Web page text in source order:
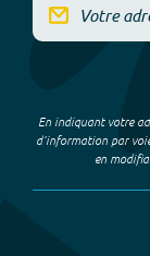
En indiquant votre
d’information par
en